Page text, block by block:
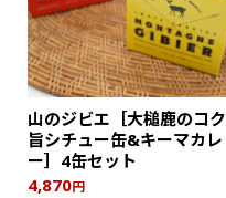
山のジビエ［大槌鹿のコク
旨シチュー缶&キーマカレ
ー］4缶セット
4,870円